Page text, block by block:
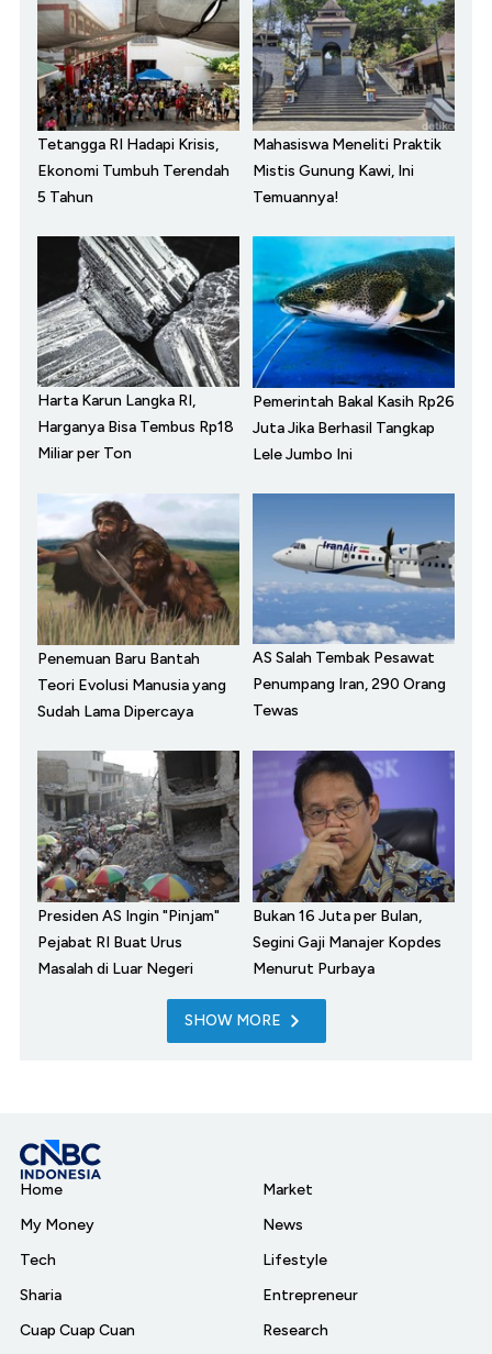
Tetangga RI Hadapi Krisis,
Ekonomi Tumbuh Terendah
5 Tahun
Mahasiswa Meneliti Praktik
Mistis Gunung Kawi, Ini
Temuannya!
Harta Karun Langka RI,
Harganya Bisa Tembus Rp18
Miliar per Ton
Pemerintah Bakal Kasih Rp26
Juta Jika Berhasil Tangkap
Lele Jumbo Ini
Penemuan Baru Bantah
Teori Evolusi Manusia yang
Sudah Lama Dipercaya
AS Salah Tembak Pesawat
Penumpang Iran, 290 Orang
Tewas
Presiden AS Ingin "Pinjam"
Pejabat RI Buat Urus
Masalah di Luar Negeri
Bukan 16 Juta per Bulan,
Segini Gaji Manajer Kopdes
Menurut Purbaya
SHOW MORE
Home
My Money
Tech
Sharia
Cuap Cuap Cuan
Market
News
Lifestyle
Entrepreneur
Research